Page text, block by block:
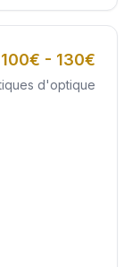
100€ - 130€
d'optique